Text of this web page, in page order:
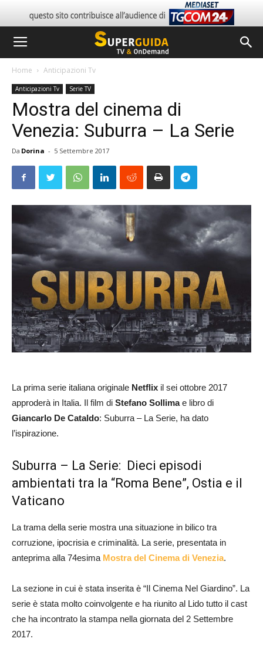
Home Anticipazioni Tv
Anticipazioni Tv Serie TV
Mostra del cinema di
Venezia: Suburra – La Serie
Da Dorina - 5 Settembre 2017
La prima serie italiana originale Netflix il sei ottobre 2017
approderà in Italia. Il film di Stefano Sollimae libro di
Giancarlo De Cataldo: Suburra – La Serie, ha dato
l’ispirazione.
Suburra – La Serie: Dieci episodi
ambientati tra la “Roma Bene”, Ostia e il
Vaticano
La trama della serie mostra una situazione in bilico tra
corruzione, ipocrisia e criminalità. La serie, presentata in
anteprima alla 74esima Mostra del Cinema di Venezia.
La sezione in cui è stata inserita è “Il Cinema Nel Giardino”. La
serie è stata molto coinvolgente e ha riunito al Lido tutto il cast
che ha incontrato la stampa nella giornata del 2 Settembre
2017.